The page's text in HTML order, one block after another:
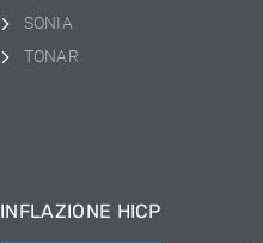
SONIA
TONAR
INFLAZIONE HICP